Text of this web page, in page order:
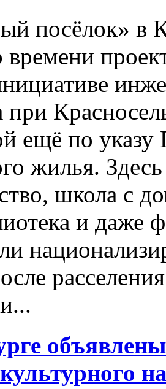
посёлок» в
времени
при
ещё по указу
жилья.
школа с
и даже